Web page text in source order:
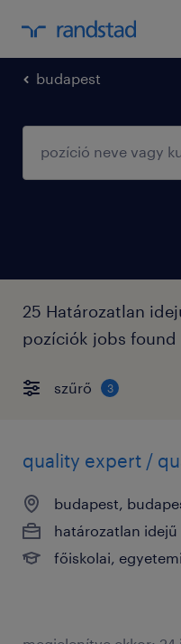
budapest
25 Határozatlan
pozíciók jobs found
szűrő 3
quality expert /
budapest,
határozatlan idejű
főiskolai,